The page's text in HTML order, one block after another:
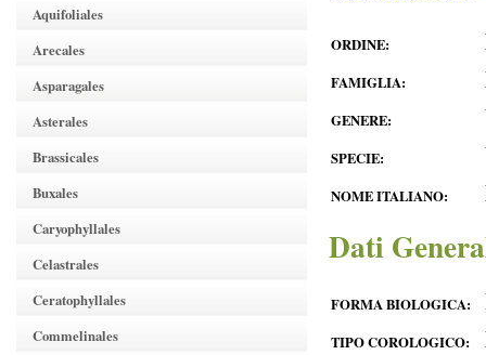
Aquifoliales
Arecales
Asparagales
Asterales
Brassicales
Buxales
Caryophyllales
Celastrales
Ceratophyllales
Commelinales
ORDINE:
FAMIGLIA:
GENERE:
SPECIE:
NOME ITALIANO:
Dati
FORMA BIOLOGICA:
TIPO COROLOGICO: